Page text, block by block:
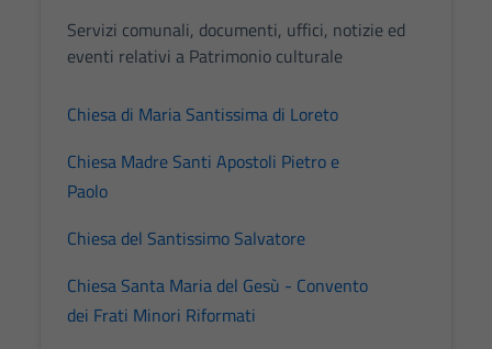
Servizi comunali, documenti, uffici, notizie ed
eventi relativi a Patrimonio culturale
Chiesa di Maria Santissima di Loreto
Chiesa Madre Santi Apostoli Pietro e
Paolo
Chiesa del Santissimo Salvatore
Chiesa Santa Maria del Gesù - Convento
dei Frati Minori Riformati
funzionamento
del sito e non
possono
disabilitati.
non raccolgono